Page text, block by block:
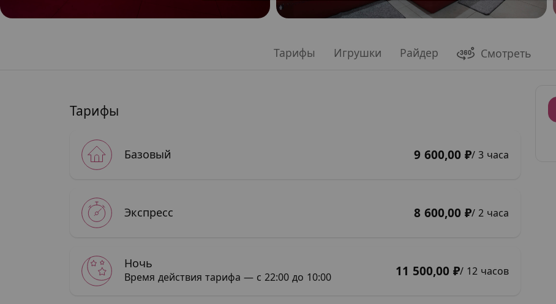
Тарифы Игрушки Райдер Смотреть
Тарифы
Базовый 9 600,00 ₽/ 3 часа
Экспресс 8 600,00 ₽/ 2 часа
Ночь
Время действия тарифа — с 22:00 до 10:00 11 500,00 ₽/ 12 часов